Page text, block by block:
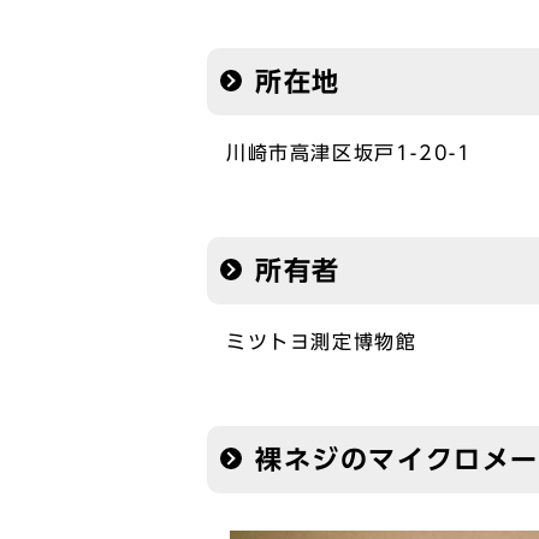
所在地
川崎市高津区坂戸1-20-1
所有者
ミツトヨ測定博物館
裸ネジのマイクロメ